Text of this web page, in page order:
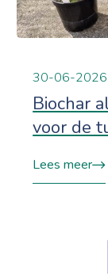
30-06-2026
Biochar
voor de
Lees meer